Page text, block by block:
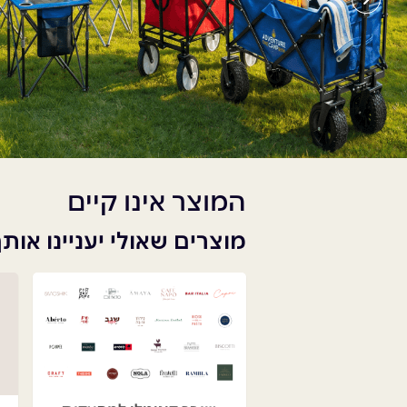
המוצר אינו קיים
מוצרים שאולי יעניינו